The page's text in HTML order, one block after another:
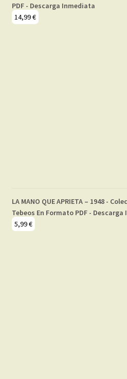
PDF - Descarga Inmediata
14,99€
LA MANO QUE APRIETA – 1948 -
Tebeos En Formato PDF -
5,99€